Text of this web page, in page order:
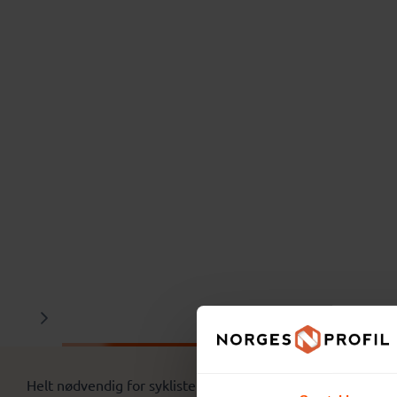
Helt nødvendig for syklister. Dette refleks hjelmtrekket